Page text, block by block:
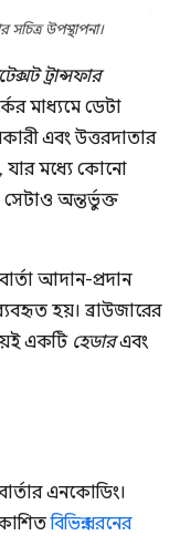
সচিত্র উপস্থাপনা।
ট্রান্সফার
মাধ্যমে ডেটা
এবং উত্তরদাতার
যার মধ্যে কোনো
অন্তর্ভুক্ত
আদান-প্রদান
হয়। ব্রাউজারের
একটি হেডারএবং
এনকোডিং।
বিভিন্ন ধরনের